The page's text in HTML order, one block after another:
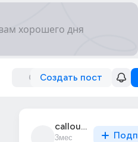
Создать пост
callous_1117
3мес